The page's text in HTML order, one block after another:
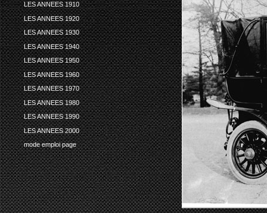
LES ANNEES 1910
LES ANNEES 1920
LES ANNEES 1930
LES ANNEES 1940
LES ANNEES 1950
LES ANNEES 1960
LES ANNEES 1970
LES ANNEES 1980
LES ANNEES 1990
LES ANNEES 2000
mode emploi page